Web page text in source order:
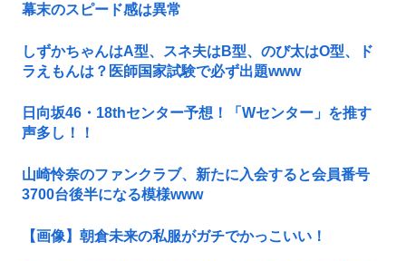
幕末のスピード感は異常
しずかちゃんはA型、スネ夫はB型、のび太はO型、ド
ラえもんは？医師国家試験で必ず出題www
日向坂46・18thセンター予想！「Wセンター」を推す
声多し！！
山崎怜奈のファンクラブ、新たに入会すると会員番号
3700台後半になる模様www
【画像】朝倉未来の私服がガチでかっこいい！